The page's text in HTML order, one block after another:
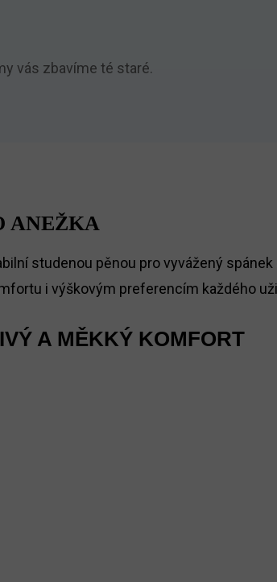
vás zbavíme té staré.
ANEŽKA
studenou pěnou pro vyvážený
i výškovým preferencím každého
A MĚKKÝ KOMFORT